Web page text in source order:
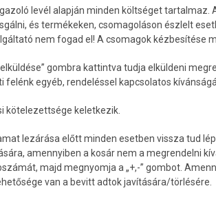
levél alapján minden költséget
és termékeken, csomagoláson észlelt
nem fogad el! A csomagok kézbesítése
gombra kattintva tudja elküldeni
egyéb, rendeléssel kapcsolatos
kötelezettsége keletkezik.
lezárása előtt minden esetben vissza tud
amennyiben a kosár nem a megrendelni
majd megnyomja a „+,-” gombot.
van a bevitt adtok javítására/törlésére.